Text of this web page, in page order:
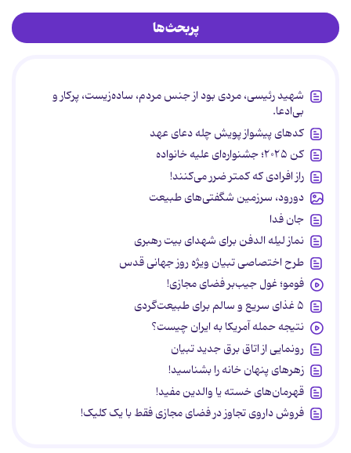
پربحث‌ها
شهید رئیسی، مردی بود از جنس مردم، ساده‌زیست، پرکار و
بی‌ادعا.
کدهای پیشواز پویش چله دعای عهد
کن ۲۰۲۵؛ جشنواره‌ای علیه خانواده
راز افرادی که کمتر ضرر می‌کنند!
دورود، سرزمین شگفتی‌های طبیعت
جان فدا
نماز لیله الدفن برای شهدای بیت رهبری
طرح اختصاصی تبیان ویژه روز جهانی قدس
فومو؛ غول جیب‌بر فضای مجازی!
۵ غذای سریع و سالم برای طبیعت‌گردی
نتیجه حمله آمریکا به ایران چیست؟
رونمایی از اتاق برق جدید تبیان
زهرهای پنهان خانه را بشناسید!
قهرمان‌های خسته یا والدین مفید!
فروش داروی تجاوز در فضای مجازی فقط با یک کلیک!